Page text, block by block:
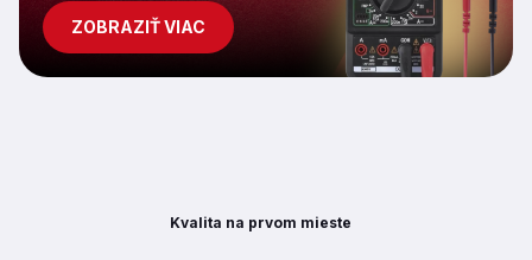
ZOBRAZIŤ VIAC
Kvalita na prvom mieste